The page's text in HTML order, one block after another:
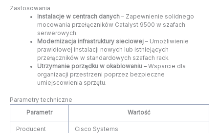
Zastosowania
Instalacje w centrach danych– Zapewnienie solidnego
mocowania przełączników Catalyst 9500 w szafach
serwerowych.
Modernizacja infrastruktury sieciowej– Umożliwienie
prawidłowej instalacji nowych lub istniejących
przełączników w standardowych szafach rack.
Utrzymanie porządku w okablowaniu– Wsparcie dla
organizacji przestrzeni poprzez bezpieczne
umiejscowienia sprzętu.
Parametry techniczne
Parametr
Wartość
Producent Cisco Systems